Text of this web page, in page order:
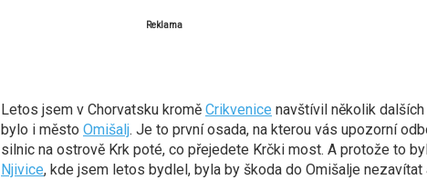
Reklama
Letos jsem v Chorvatsku kromě Crikvenice navštívil několik
bylo i město Omišalj. Je to první osada, na kterou vás upozorní
silnic na ostrově Krk poté, co přejedete Krčki most. A protože to
Njivice, kde jsem letos bydlel, byla by škoda do Omišalje nezavítat